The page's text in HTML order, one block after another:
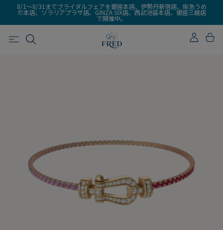
8/1～8/31までブライダルフェアを銀座本店、伊勢丹新宿店、阪急うめ
だ本店、ソラリアプラザ店、GINZA SIX店、西武池袋本店、銀座三越店
で開催中。